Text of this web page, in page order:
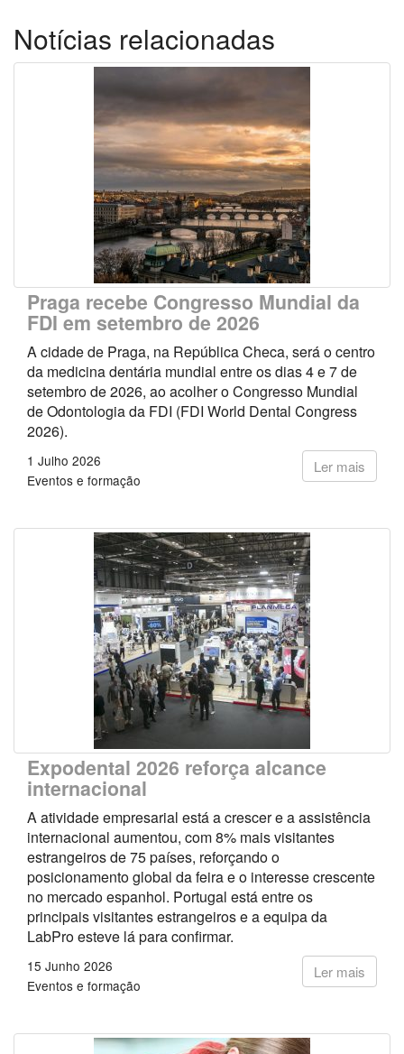
Notícias relacionadas
Praga recebe Congresso Mundial da
FDI em setembro de 2026
A cidade de Praga, na República Checa, será o centro
da medicina dentária mundial entre os dias 4 e 7 de
setembro de 2026, ao acolher o Congresso Mundial
de Odontologia da FDI (FDI World Dental Congress
2026).
Ler mais
1 Julho 2026
Eventos e formação
Expodental 2026 reforça alcance
internacional
A atividade empresarial está a crescer e a assistência
internacional aumentou, com 8% mais visitantes
estrangeiros de 75 países, reforçando o
posicionamento global da feira e o interesse crescente
no mercado espanhol. Portugal está entre os
principais visitantes estrangeiros e a equipa da
LabPro esteve lá para confirmar.
Ler mais
15 Junho 2026
Eventos e formação